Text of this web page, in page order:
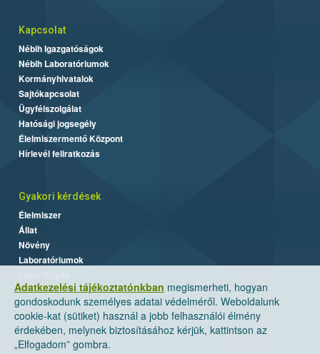
Adatkezelési tájékoztatónkban megismerheti, hogyan
gondoskodunk személyes adatai védelméről. Weboldalunk
cookie-kat (sütiket) használ a jobb felhasználói élmény
érdekében, melynek biztosításához kérjük, kattintson az
„Elfogadom” gombra.
Kapcsolat
Nébih Igazgatóságok
Nébih Laboratóriumok
Kormányhivatalok
Sajtókapcsolat
Ügyfélszolgálat
Hatósági jogsegély
Élelmiszermentő Központ
Hírlevél feliratkozás
Gyakori kérdések
Élelmiszer
Állat
Növény
Laboratóriumok